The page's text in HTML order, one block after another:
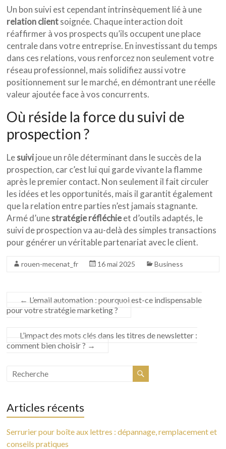
Un bon suivi est cependant intrinsèquement lié à une
relation clientsoignée. Chaque interaction doit
réaffirmer à vos prospects qu’ils occupent une place
centrale dans votre entreprise. En investissant du temps
dans ces relations, vous renforcez non seulement votre
réseau professionnel, mais solidifiez aussi votre
positionnement sur le marché, en démontrant une réelle
valeur ajoutée face à vos concurrents.
Où réside la force du suivi de
prospection ?
Lesuivijoue un rôle déterminant dans le succès de la
prospection, car c’est lui qui garde vivante la flamme
après le premier contact. Non seulement il fait circuler
les idées et les opportunités, mais il garantit également
que la relation entre parties n’est jamais stagnante.
Armé d’unestratégie réfléchieet d’outils adaptés, le
suivi de prospection va au-delà des simples transactions
pour générer un véritable partenariat avec le client.
rouen-mecenat_fr 16 mai 2025 Business
← L’email automation : pourquoi est-ce indispensable
pour votre stratégie marketing ?
L’impact des mots clés dans les titres de newsletter :
comment bien choisir ? →
Articles récents
Serrurier pour boîte aux lettres : dépannage, remplacement et
conseils pratiques